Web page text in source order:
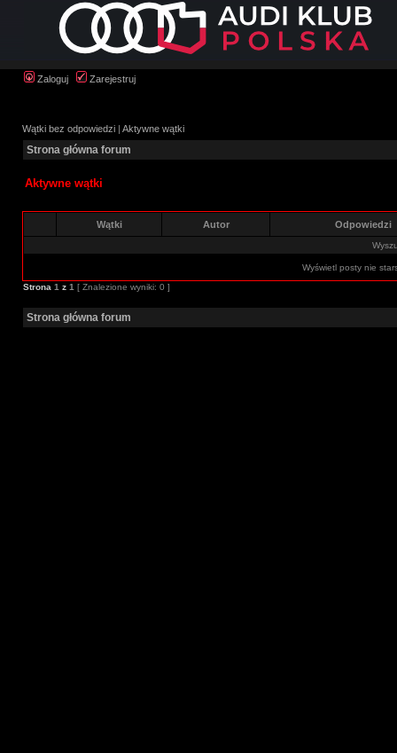
Zaloguj Zarejestruj
Wątki bez odpowiedzi | Aktywne wątki
Strona główna forum
Aktywne wątki
Wątki Autor Odpowiedzi
Wyświetl posty nie
Strona 1 z 1 [ Znalezione wyniki: 0 ]
Strona główna forum